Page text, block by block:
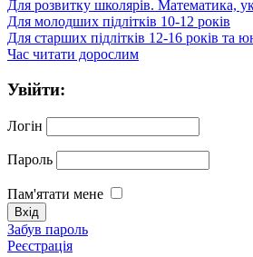
Для розвитку школярів. Математика,
Для молодших підлітків 10-12 років
Для старших підлітків 12-16 років та
Час читати дорослим
Увійти:
Логін
Пароль
Пам'ятати мене
Забув пароль
Реєстрація